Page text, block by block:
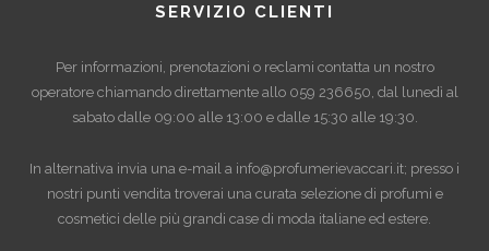
SERVIZIO CLIENTI
Per informazioni, prenotazioni o reclami contatta un nostro
operatore chiamando direttamente allo 059 236650, dal lunedì al
sabato dalle 09:00 alle 13:00 e dalle 15:30 alle 19:30.
In alternativa invia una e-mail a info@profumerievaccari.it; presso i
nostri punti vendita troverai una curata selezione di profumi e
cosmetici delle più grandi case di moda italiane ed estere.